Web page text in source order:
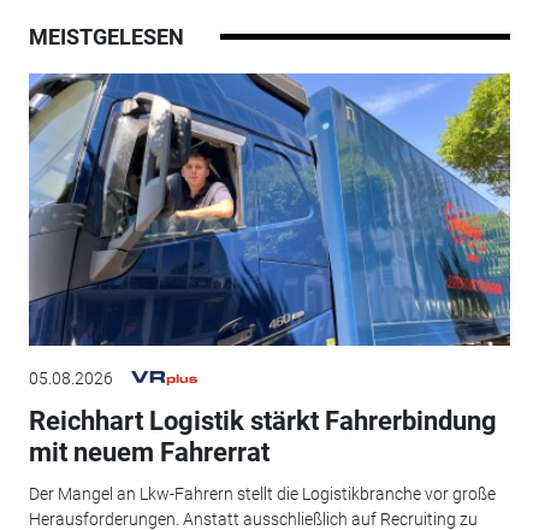
MEISTGELESEN
05.08.2026
Reichhart Logistik stärkt Fahrerbindung
mit neuem Fahrerrat
Der Mangel an Lkw-Fahrern stellt die Logistikbranche vor große
Herausforderungen. Anstatt ausschließlich auf Recruiting zu